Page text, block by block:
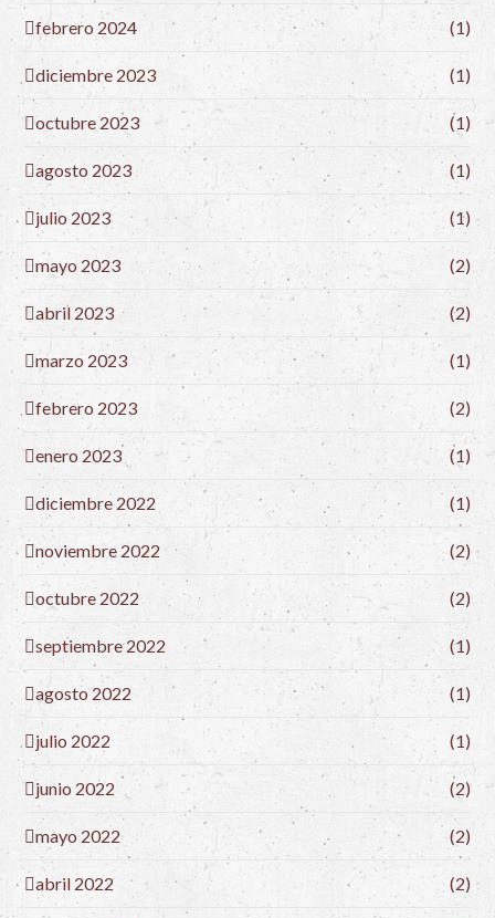
febrero 2024 (1)
diciembre 2023 (1)
octubre 2023 (1)
agosto 2023 (1)
julio 2023 (1)
mayo 2023 (2)
abril 2023 (2)
marzo 2023 (1)
febrero 2023 (2)
enero 2023 (1)
diciembre 2022 (1)
noviembre 2022 (2)
octubre 2022 (2)
septiembre 2022 (1)
agosto 2022 (1)
julio 2022 (1)
junio 2022 (2)
mayo 2022 (2)
abril 2022 (2)